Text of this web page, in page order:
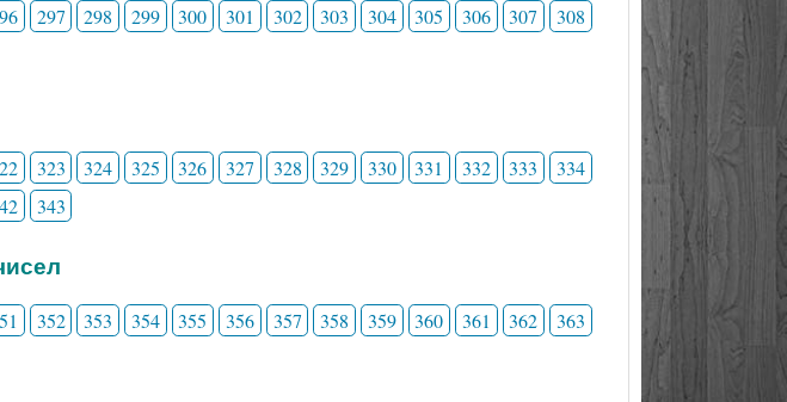
297 298 299 300 301 302 303 304 305 306 307
308
323 324 325 326 327 328 329 330 331 332 333
334
343
352 353 354 355 356 357 358 359 360 361 362
363